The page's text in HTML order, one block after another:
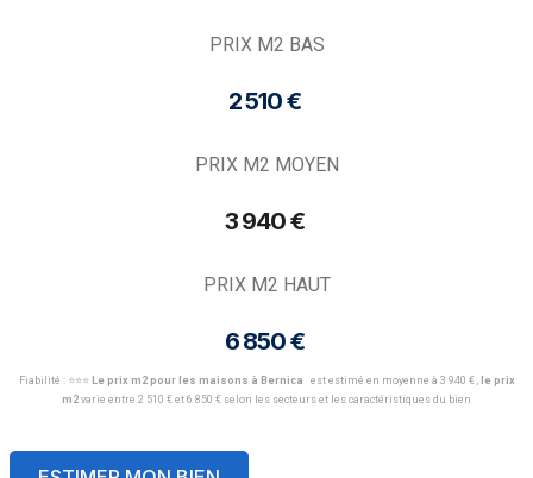
PRIX M2 BAS
2 510 € ​
PRIX M2 MOYEN
3 940 € ​
PRIX M2 HAUT
6 850 € ​
Fiabilité : ⭐️⭐️⭐️ Le prix m2 pour les maisons à Bernica est estimé en moyenne à 3 940 € ​, le prix
m2 varie entre 2 510 € et 6 850 € selon les secteurs et les caractéristiques du bien